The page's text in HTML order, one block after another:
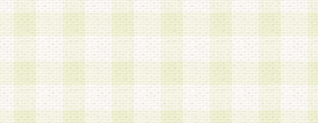
を付与します。
3.会員は、会員登録の際に申告する登録情報の全
いかなる虚偽の申告をも行ってはならないものと
4.会員は、複数のログインＩＤおよびパスワード
いものとします。